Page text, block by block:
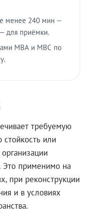
менее 240 мин —
для приёмки.
МВА и МВС по
требуемую
или
Это применимо на
при реконструкции
и в условиях